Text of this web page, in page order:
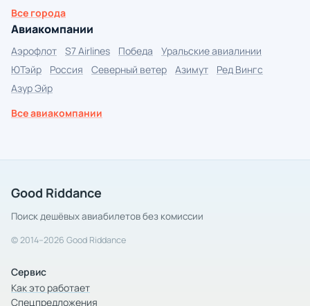
Все города
Авиакомпании
Аэрофлот S7 Airlines Победа
Уральские авиалинии
ЮТэйр
Россия Северный ветер Азимут
Ред Вингс
Азур Эйр
Все авиакомпании
Good Riddance
Поиск дешёвых авиабилетов без комиссии
© 2014–2026 Good Riddance
Сервис
Как это работает
Спецпредложения